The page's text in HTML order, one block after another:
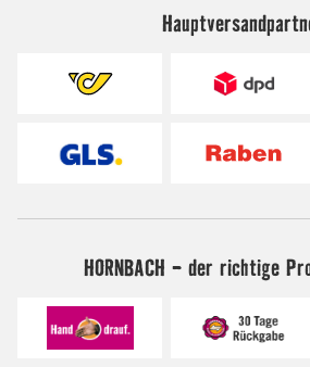
HORNBACH - der richtige